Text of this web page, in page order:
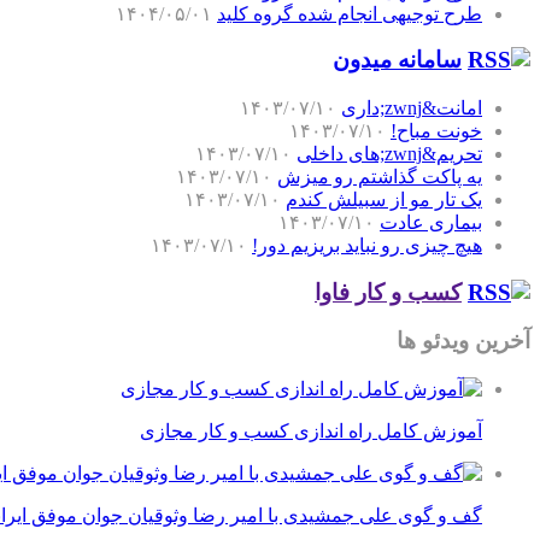
طرح توجیهی انجام شده گروه کلید ۱۴۰۴/۰۵/۰۱
سامانه میدون
امانت&zwnj;داری
۱۴۰۳/۰۷/۱۰
خونت مباح! ۱۴۰۳/۰۷/۱۰
تحریم&zwnj;های داخلی
۱۴۰۳/۰۷/۱۰
یه پاکت گذاشتم رو میزش ۱۴۰۳/۰۷/۱۰
یک تار مو از سبیلش کندم ۱۴۰۳/۰۷/۱۰
بیماری عادت ۱۴۰۳/۰۷/۱۰
هیچ چیزی رو نباید بریزیم دور! ۱۴۰۳/۰۷/۱۰
کسب و کار فاوا
آخرین ویدئو ها
آموزش کامل راه اندازی کسب و کار مجازی
گف و گوی علی جمشیدی با امیر رضا وثوقیان جوان موفق